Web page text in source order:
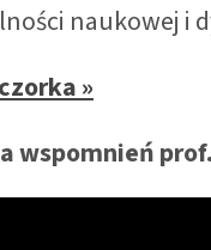
naukowej i
»
wspomnień